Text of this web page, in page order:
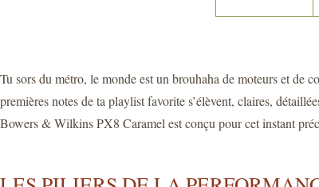
Tu sors du métro, le monde est un brouhaha de moteurs et de
premières notes de ta playlist favorite s’élèvent, claires,
Bowers & Wilkins PX8 Caramel est conçu pour cet instant